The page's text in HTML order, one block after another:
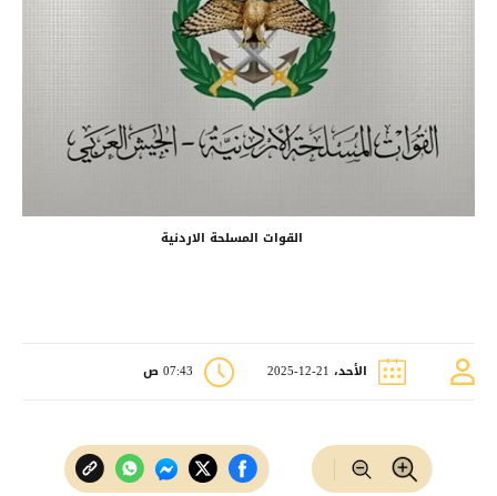
القوات المسلحة الاردنية
الأحد، 21-12-2025 07:43 ص